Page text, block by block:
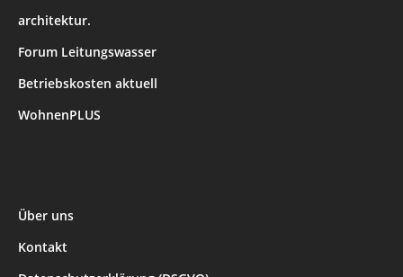
architektur.
Forum Leitungswasser
Betriebskosten aktuell
WohnenPLUS
Über uns
Kontakt